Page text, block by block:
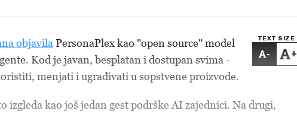
TEXT SIZE
- +
objavila PersonaPlex kao "open source" model
Kod je javan, besplatan i dostupan svima -
menjati i ugrađivati u sopstvene proizvode.
izgleda kao još jedan gest podrške AI zajednici. Na drugi,